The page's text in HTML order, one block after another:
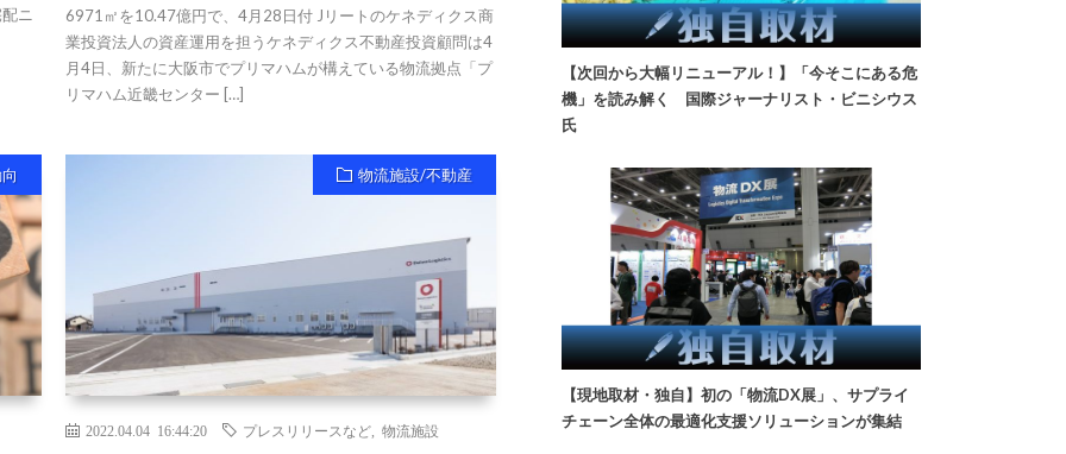
ニ
6971㎡を10.47億円で、4月28日付 Jリートのケネディクス商
業投資法人の資産運用を担うケネディクス不動産投資顧問は4
月4日、新たに大阪市でプリマハムが構えている物流拠点「プ
リマハム近畿センター […]
物流施設/不動産
2022.04.04 16:44:20 プレスリリースなど ,物流施設
【次回から大幅リニューアル！】「今そこにある危
機」を読み解く 国際ジャーナリスト・ビニシウス
氏
【現地取材・独自】初の「物流DX展」、サプライ
チェーン全体の最適化支援ソリューションが集結